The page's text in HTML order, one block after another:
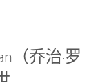
（乔治·罗